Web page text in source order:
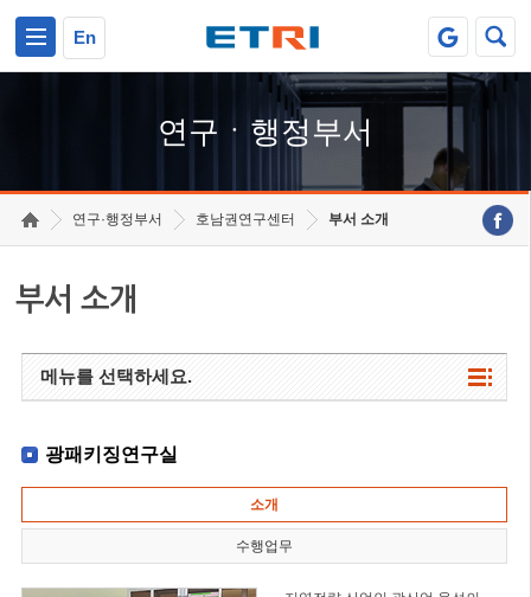
En
연구ㆍ행정부서
연구·행정부서 호남권연구센터 부서 소개
부서 소개
메뉴를 선택하세요.
광패키징연구실
소개
수행업무